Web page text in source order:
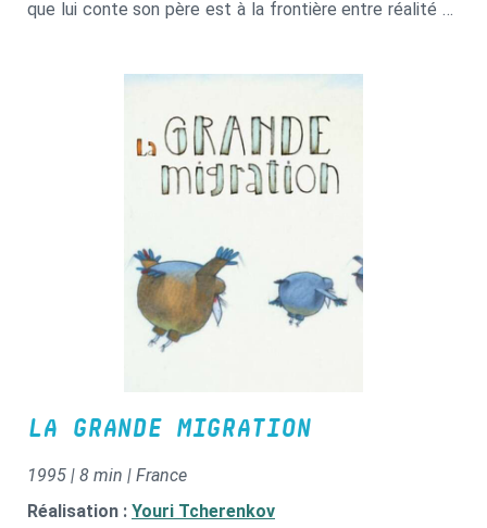
que lui conte son père est à la frontière entre réalité et
LA GRANDE MIGRATION
1995 | 8 min | France
Réalisation : Youri Tcherenkov